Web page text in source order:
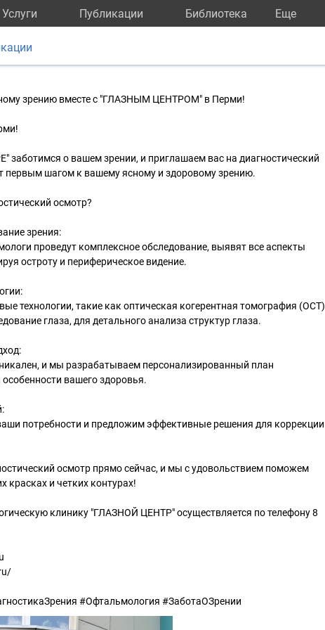
Услуги Публикации Библиотека Eще
зрению вместе с "ГЛАЗНЫМ ЦЕНТРОМ" в Перми!
о вашем зрении, и приглашаем вас на диагностический
первым шагом к вашему ясному и здоровому зрению.
осмотр?
зрения:
проведут комплексное обследование, выявят все аспекты
остроту и периферическое видение.
технологии, такие как оптическая когерентная томография (OCT)
глаза, для детального анализа структур глаза.
и мы разрабатываем персонализированный план
вашего здоровья.
потребности и предложим эффективные решения для коррекции
осмотр прямо сейчас, и мы с удовольствием поможем
красках и четких контурах!
клинику "ГЛАЗНОЙ ЦЕНТР" осуществляется по телефону 8
#Офтальмология #ЗаботаОЗрении